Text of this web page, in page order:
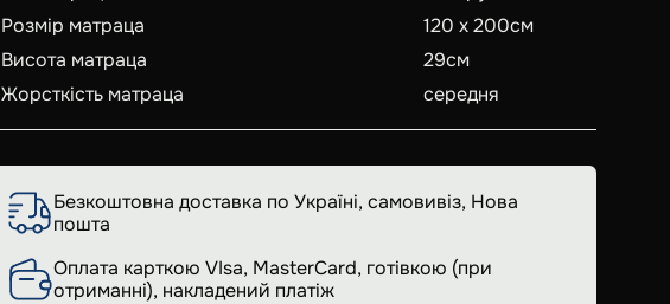
Розмір матраца
120 x 200см
Висота матраца
29см
Жорсткість матраца
середня
Безкоштовна доставка по Україні, самовивіз, Нова
пошта
Оплата карткою VIsa, MasterCard, готівкою (при
отриманні), накладений платіж